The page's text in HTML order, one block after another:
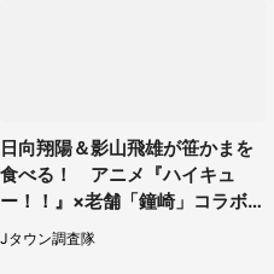
日向翔陽＆影山飛雄が笹かまを
食べる！ アニメ『ハイキュ
ー！！』×老舗「鐘崎」コラボ
で限定グッズも【8／1～31】
Jタウン調査隊